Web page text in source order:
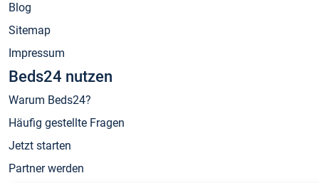
Blog
Sitemap
Impressum
Beds24 nutzen
Warum Beds24?
Häufig gestellte Fragen
Jetzt starten
Partner werden